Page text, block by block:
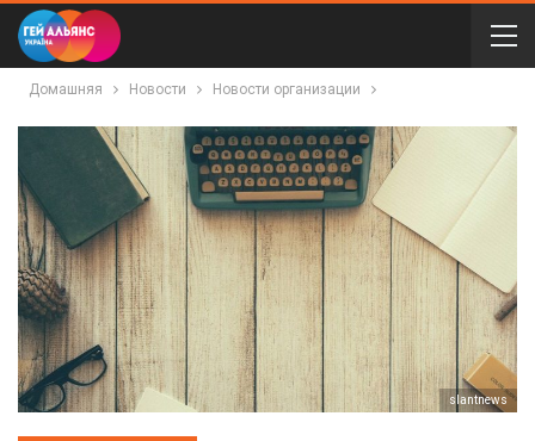
Домашняя Новости Новости организации
slantnews